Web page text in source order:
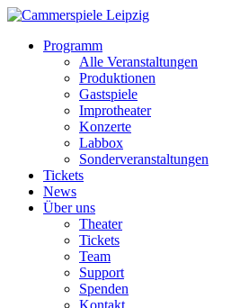
Programm
Alle Veranstaltungen
Produktionen
Gastspiele
Improtheater
Konzerte
Labbox
Sonderveranstaltungen
Tickets
News
Über uns
Theater
Tickets
Team
Support
Spenden
Kontakt